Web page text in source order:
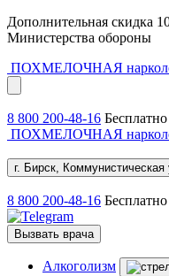
Дополнительная скидка
Министерства обороны
ПОХМЕЛОЧНАЯ
8 800 200-48-16
ПОХМЕЛОЧНАЯ
г. Бирск,
8 800 200-48-16
Вызвать врача
Алкоголизм